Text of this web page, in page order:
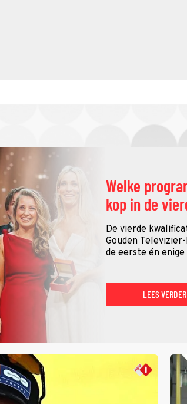
Welke
kop in de
De vierde
Gouden
de eerste én
LEES VERDER